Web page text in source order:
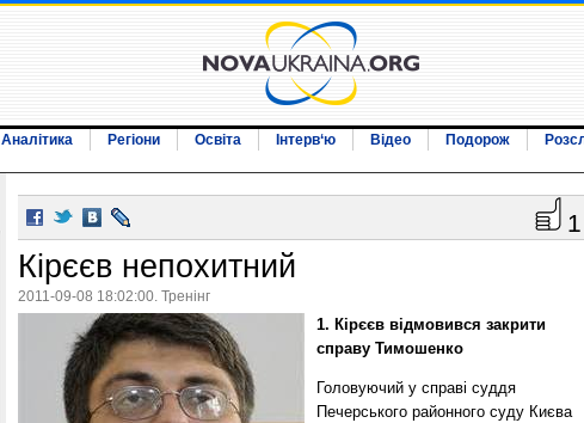
Аналітика Регіони Освіта Інтерв‘ю Відео Подорож
1
Кірєєв непохитний
2011-09-08 18:02:00. Тренінг
1. Кірєєв відмовився закрити
справу Тимошенко
Головуючий у справі суддя
Печерського районного суду Києва